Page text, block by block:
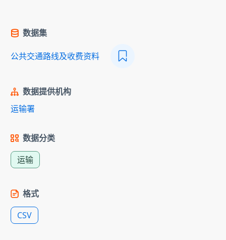
数据集
公共交通路线及收费资料
数据提供机构
运输署
数据分类
运输
格式
CSV